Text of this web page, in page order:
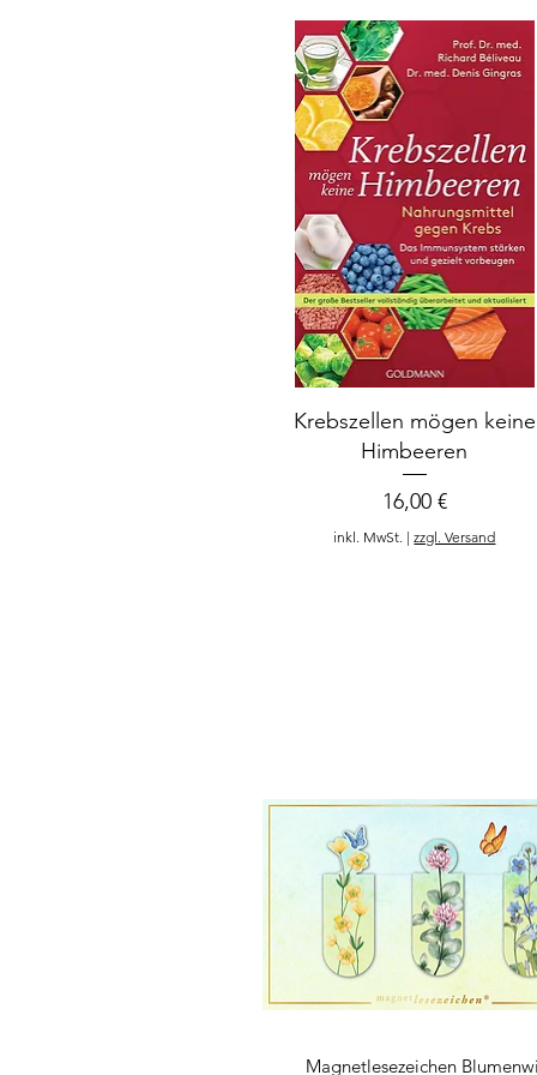
Krebszellen mögen keine
Himbeeren
Preis
16,00 €
inkl. MwSt. |zzgl. Versand
Magnetlesezeichen